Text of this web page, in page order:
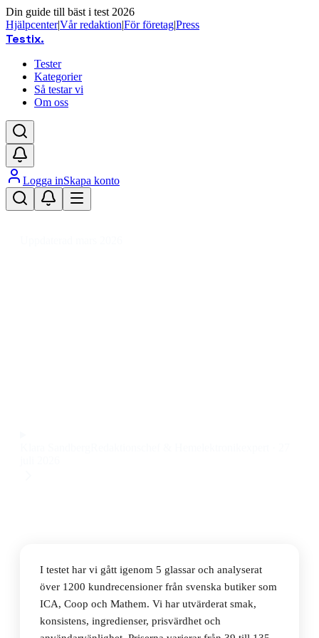
Din guide till bäst i test 2026
Hjälpcenter|Vår redaktion|För företag|Press
Testix.
Tester
Kategorier
Så testar vi
Om oss
Logga inSkapa konto
I testet har vi gått igenom 5 glassar och analyserat
över 1200 kundrecensioner från svenska butiker som
ICA, Coop och Mathem. Vi har utvärderat smak,
konsistens, ingredienser, prisvärdhet och